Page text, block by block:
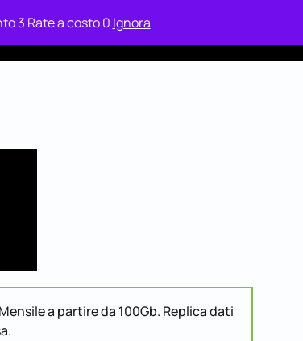
3 Rate a costo 0 Ignora
Study Area Clienti Relax
a partire da 100Gb. Replica dati